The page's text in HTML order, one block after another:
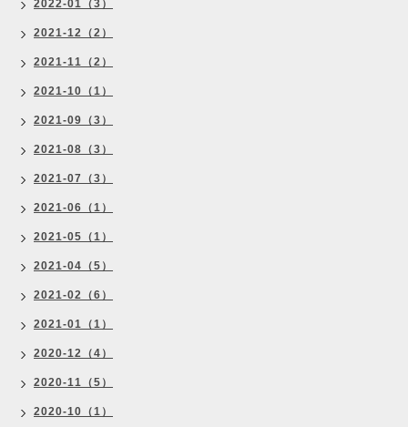
2022-01（3）
2021-12（2）
2021-11（2）
2021-10（1）
2021-09（3）
2021-08（3）
2021-07（3）
2021-06（1）
2021-05（1）
2021-04（5）
2021-02（6）
2021-01（1）
2020-12（4）
2020-11（5）
2020-10（1）